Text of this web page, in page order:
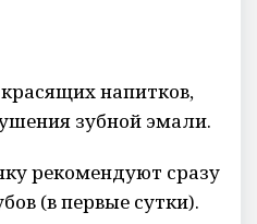
напитков,
зубной эмали.
рекомендуют сразу
(в первые сутки).